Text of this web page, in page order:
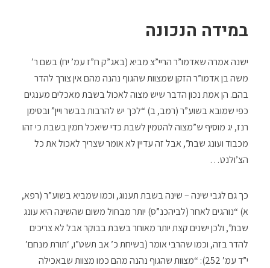
במידה הנכונה
ישנה אמרה שאדמו”ר הריי”צ מביא (באג”ק ח”ז עמ’ יח) בשם ר’
משה בן אדמו”ר הזקן שמצוות שהגוף נהנה מהם אין צורך להדר
בהם. הן אמת נכון הדבר שיש מצוה לאכול בשבת מאכלים מענגים
כפי שמובא בשוע”ר (רמב, ב) “לכך יש להרבות בבשר ויין” ובסימן
רנז, יג מוסיף ש”מצוה להטמין לשבת כדי שיאכל חמין בשבת כי זהו
מכבוד ועונג שבת”, אבל זה עדיין לא אומר שצריך לאכול את כל
הצ’ולנט…
כך גם לגבי שינה – שינה בשבת תענוג, וכמו שמביא בשוע”ר (רפא,
א) “נוהגים לאחר (לביהכנ”ס) יותר מבחול משום שהשינה היא עונג
שבת”, ולכן ישנים קצת יותר מאוחר בשבת בבוקר אבל לא צריכים
להדר בזה, וכמו שהרבי אומר (בשיחת כ’ אב תשט”ו, ‘תורת מנחם’
י”ד עמ’ 252): “מצוות שהגוף נהנה מהם כמו מצוות שבאכילה